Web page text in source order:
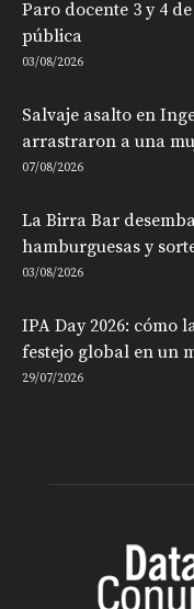
Paro docente 3 y 4
pública
03/08/2026
Salvaje asalto en
arrastraron a una
07/08/2026
La Birra Bar
hamburguesas y
03/08/2026
IPA Day 2026: cómo
festejo global en un
29/07/2026